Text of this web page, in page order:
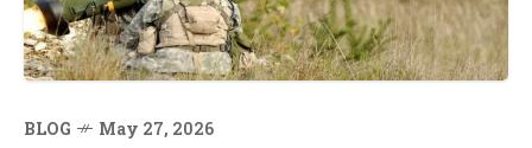
BLOG May 27, 2026